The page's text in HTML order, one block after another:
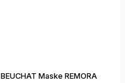
BEUCHAT Maske REMORA